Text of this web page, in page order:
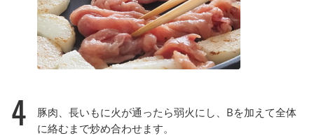
4
豚肉、長いもに火が通ったら弱火にし、Bを加えて全体
に絡むまで炒め合わせます。